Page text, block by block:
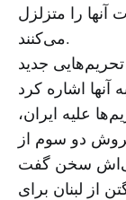
آنها را متزلزل
می‌کنند.
جدید
علیه ایران،
دو سوم از
از لبنان برای